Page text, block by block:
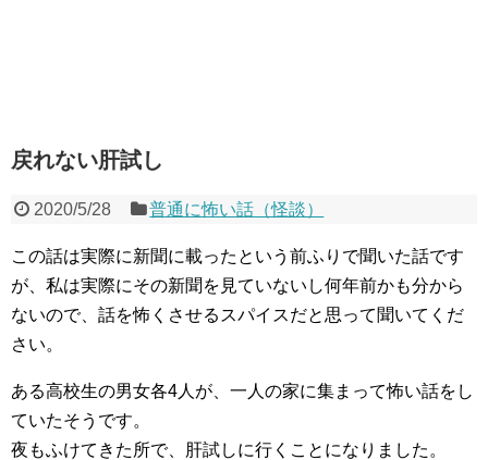
戻れない肝試し
2020/5/28 普通に怖い話（怪談）
この話は実際に新聞に載ったという前ふりで聞いた話です
が、私は実際にその新聞を見ていないし何年前かも分から
ないので、話を怖くさせるスパイスだと思って聞いてくだ
さい。
ある高校生の男女各4人が、一人の家に集まって怖い話をし
ていたそうです。
夜もふけてきた所で、肝試しに行くことになりました。